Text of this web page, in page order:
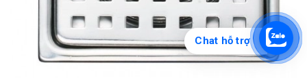
Chat hỗ trợ